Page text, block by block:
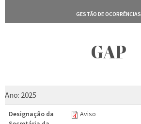
GESTÃO DE OCORRÊNCIAS
GAP
Ano: 2025
Designação da
Aviso